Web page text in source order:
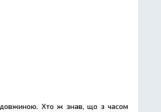
довжиною. Хто ж знав, що з часом